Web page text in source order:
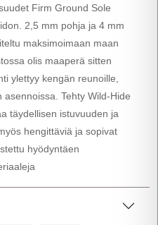
Firm Ground Sole
2,5 mm pohja ja 4 mm
maksimoimaan maan
olis maaperä sitten
ylettyy kengän reunoille,
Tehty Wild-Hide
täydellisen istuvuuden ja
hengittäviä ja sopivat
hyödyntäen